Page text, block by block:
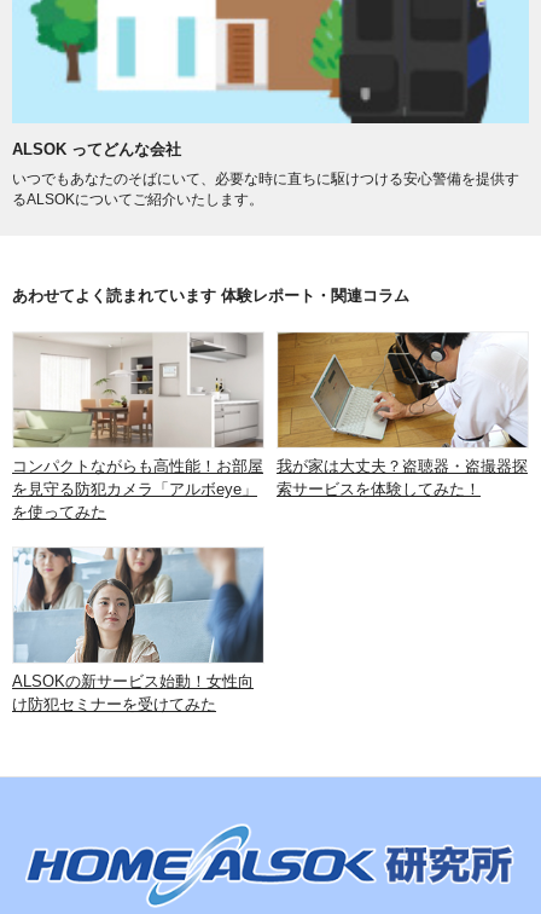
ALSOK ってどんな会社
いつでもあなたのそばにいて、必要な時に直ちに駆けつける安心警備を提供す
るALSOKについてご紹介いたします。
あわせてよく読まれています 体験レポート・関連コラム
コンパクトながらも高性能！お部屋
を見守る防犯カメラ「アルボeye」
を使ってみた
我が家は大丈夫？盗聴器・盗撮器探
索サービスを体験してみた！
ALSOKの新サービス始動！女性向
け防犯セミナーを受けてみた